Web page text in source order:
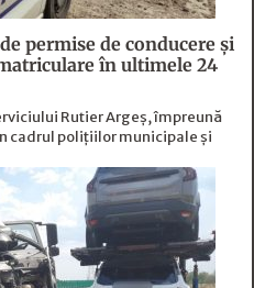
permise de conducere și
în ultimele 24
Rutier Argeș, împreună
cadrul polițiilor municipale și